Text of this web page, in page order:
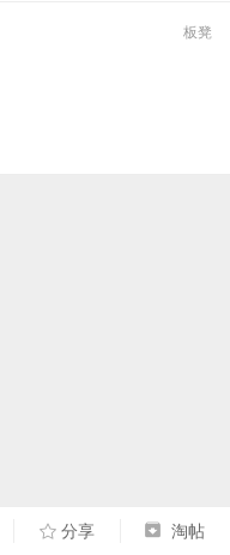
板凳
分享 淘帖